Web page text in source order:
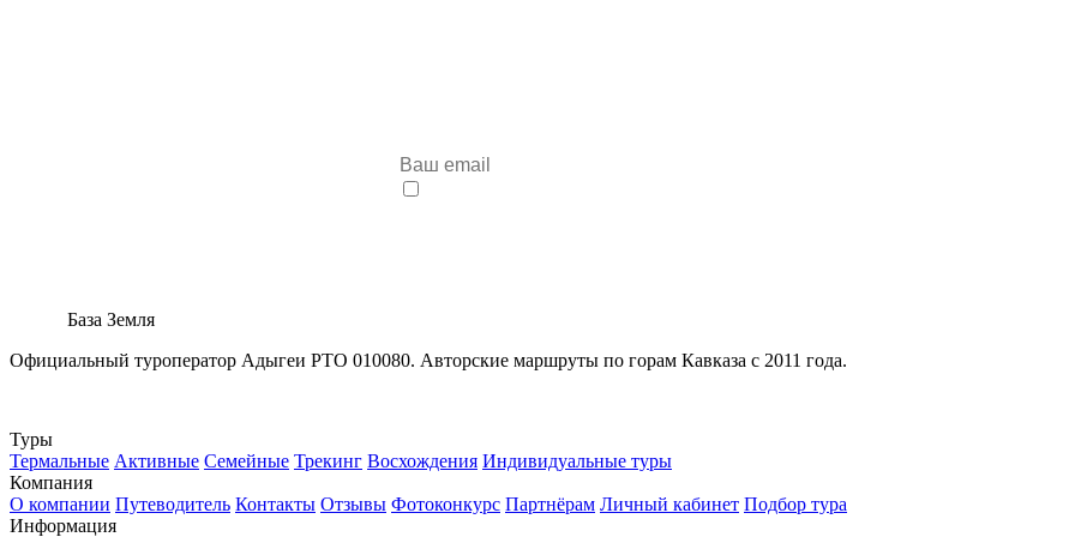
База Земля
Официальный туроператор Адыгеи РТО 010080. Авторские маршруты по горам Кавказа с 2011 года.
Туры
Термальные Активные Семейные Трекинг Восхождения Индивидуальные туры
Компания
О компании Путеводитель Контакты Отзывы Фотоконкурс Партнёрам Личный кабинет Подбор тура
Информация